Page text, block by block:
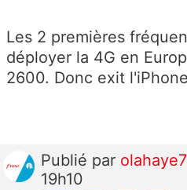
Les 2 premières
déployer la 4G en
2600. Donc exit
Publié par
19h10